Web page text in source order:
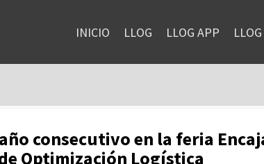
INICIO LLOG LLOG APP
consecutivo en la feria
Optimización Logística